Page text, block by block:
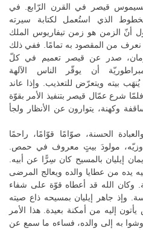
قيصر في القرن الرّابع. في
الذي استُعمل لكتابة سيرته
أنّ الزمن هو زمن تيفاريوس الملك
نعرف من المقصود به تمامًا. ففي ذلك
صدر عن قيصر تعميم في كلّ
أن يوقّر الناس الآلهة
بيته ويتعرّض للتعذيب. وإذا عاند
شرع عمّال قيصر بتنفيذ الأمر بقوّة
وكهنة، يتوارون عن الأنظار ولجأ
الحسنة، صوّامًا قوّامًا، راحمًا
وزيّه، مولودَ بيتٍ معروف في حمص.
إيليان بالمسيح كان سِرًّا عن أبيه.
يده من عطايا والده ويعالج المرضى
وكان الله قد أعطاه قوّة على شفاء
وإذ جاهر إيليان بمسيحه ذاع صيته
إليه من أمكنة بعيدة. هذا الأمر
به إلى والده، فساءه ما سمع عن